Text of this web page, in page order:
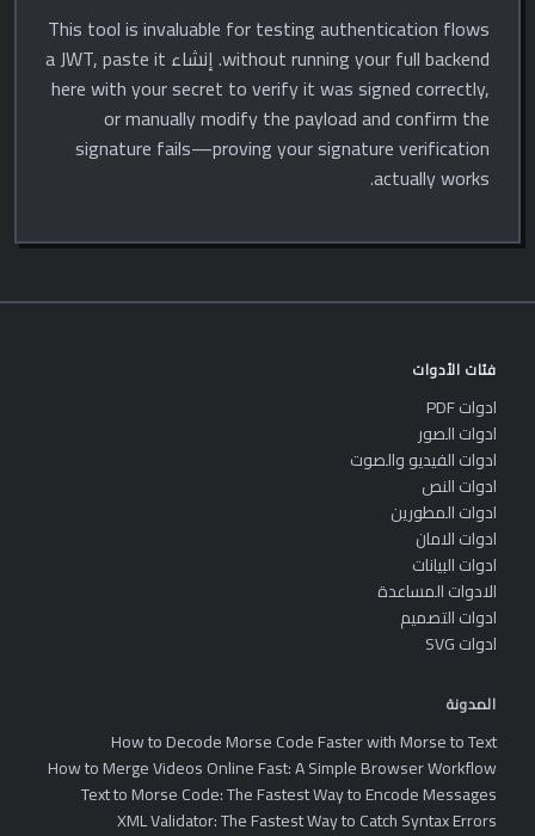
This tool is invaluable for testing authentication flows
without running your full backend. إنشاء a JWT, paste it
here with your secret to verify it was signed correctly,
or manually modify the payload and confirm the
signature fails—proving your signature verification
actually works.
فئات الأدوات
ادوات PDF
ادوات الصور
ادوات الفيديو والصوت
ادوات النص
ادوات المطورين
ادوات الامان
ادوات البيانات
الادوات المساعدة
ادوات التصميم
ادوات SVG
المدونة
How to Decode Morse Code Faster with Morse to Text
How to Merge Videos Online Fast: A Simple Browser Workflow
Text to Morse Code: The Fastest Way to Encode Messages
XML Validator: The Fastest Way to Catch Syntax Errors